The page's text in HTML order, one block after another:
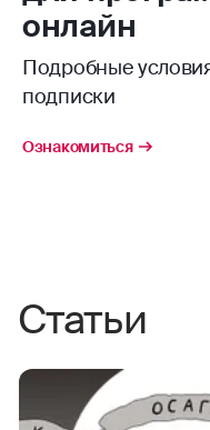
онлайн
Подробные
подписки
Ознакомиться
Статьи